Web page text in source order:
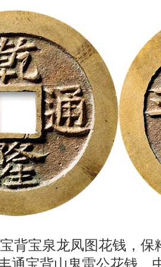
背宝泉龙凤图花钱，保
通宝背山鬼雷公花钱，